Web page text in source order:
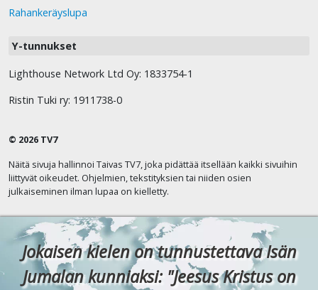
Rahankeräyslupa
Y-tunnukset
Lighthouse Network Ltd Oy: 1833754-1
Ristin Tuki ry: 1911738-0
© 2026 TV7
Näitä sivuja hallinnoi Taivas TV7, joka pidättää itsellään kaikki sivuihin
liittyvät oikeudet. Ohjelmien, tekstityksien tai niiden osien
julkaiseminen ilman lupaa on kielletty.
Jokaisen kielen on tunnustettava Isän
Jumalan kunniaksi: "Jeesus Kristus on